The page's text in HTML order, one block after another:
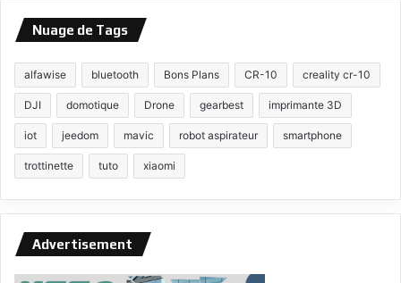
Nuage de Tags
alfawise bluetooth Bons Plans CR-10 creality cr-10
DJI domotique Drone gearbest imprimante 3D
iot jeedom mavic robot aspirateur smartphone
trottinette tuto xiaomi
Advertisement